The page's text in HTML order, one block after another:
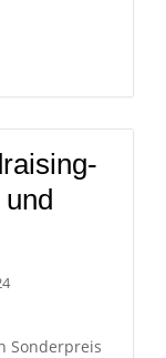
Sonderpreis